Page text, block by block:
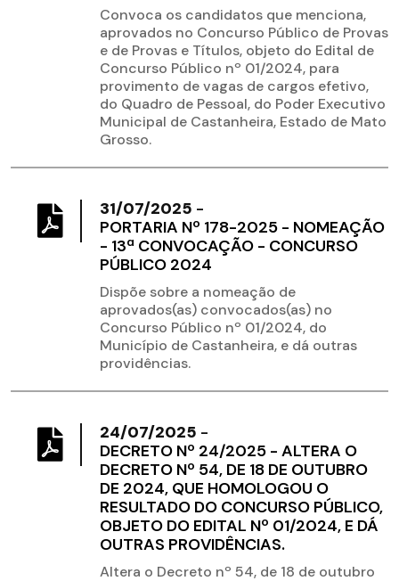
Convoca os candidatos que menciona,
aprovados no Concurso Público de Provas
e de Provas e Títulos, objeto do Edital de
Concurso Público nº 01/2024, para
provimento de vagas de cargos efetivo,
do Quadro de Pessoal, do Poder Executivo
Municipal de Castanheira, Estado de Mato
Grosso.
31/07/2025 -
PORTARIA Nº 178-2025 - NOMEAÇÃO
- 13ª CONVOCAÇÃO - CONCURSO
PÚBLICO 2024
Dispõe sobre a nomeação de
aprovados(as) convocados(as) no
Concurso Público nº 01/2024, do
Município de Castanheira, e dá outras
providências.
24/07/2025 -
DECRETO Nº 24/2025 - ALTERA O
DECRETO Nº 54, DE 18 DE OUTUBRO
DE 2024, QUE HOMOLOGOU O
RESULTADO DO CONCURSO PÚBLICO,
OBJETO DO EDITAL Nº 01/2024, E DÁ
OUTRAS PROVIDÊNCIAS.
Altera o Decreto nº 54, de 18 de outubro